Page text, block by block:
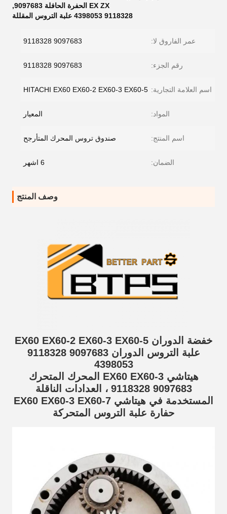
EX ZX الحفرة الحافلة 9097683
,
9118328 4398053 علبة التروس المقللة
عمر الفاروق لا: 9097683 9118328
رقم الجزء: 9097683 9118328
اسم العلامة التجارية: HITACHI EX60 EX60-2 EX60-3 EX60-5
المواد: المعيار
اسم المنتج: صندوق تروس المحرك المتأرجح
الضمان: 6 اشهر
وصف المنتج
خفضة الدوران EX60 EX60-2 EX60-3 EX60-5
علبة التروس الدوران 9097683 9118328
4398053
هيتاشي EX60 EX60-3 المحرك المتحرك
9097683 9118328 ، العدادات الناقلة
المستخدمة في هيتاشي EX60 EX60-3 EX60-7
حفارة علبة التروس المتحركة